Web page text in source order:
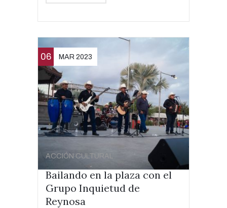
06 MAR 2023
ACCIÓN CULTURAL
Bailando en la plaza con el
Grupo Inquietud de
Reynosa